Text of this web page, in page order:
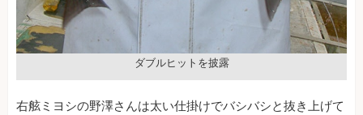
ダブルヒットを披露
右舷ミヨシの野澤さんは太い仕掛けでバシバシと抜き上げて